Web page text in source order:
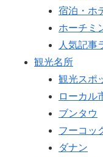
宿泊・ホ
ホーチミ
人気記事
観光名所
観光スポ
ローカル
ブンタウ
フーコッ
ダナン